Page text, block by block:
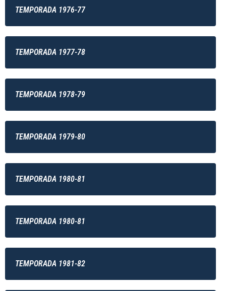
TEMPORADA 1976-77
TEMPORADA 1977-78
TEMPORADA 1978-79
TEMPORADA 1979-80
TEMPORADA 1980-81
TEMPORADA 1980-81
TEMPORADA 1981-82